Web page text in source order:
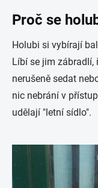
Proč se
Holubi si vybírají
Líbí se jim zábradlí,
nerušeně sedat
nic nebrání v
udělají "letní sídlo".